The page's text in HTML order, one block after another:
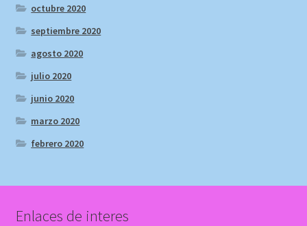
octubre 2020
septiembre 2020
agosto 2020
julio 2020
junio 2020
marzo 2020
febrero 2020
Enlaces de interes